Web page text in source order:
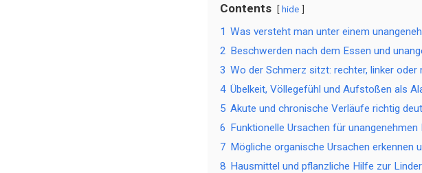
Contents hide
1 Was versteht man unter einem
2 Beschwerden nach dem Essen und
3 Wo der Schmerz sitzt: rechter, linker oder
4 Übelkeit, Völlegefühl und Aufstoßen als
5 Akute und chronische Verläufe richtig
6 Funktionelle Ursachen für unangenehmen
7 Mögliche organische Ursachen erkennen
8 Hausmittel und pflanzliche Hilfe zur